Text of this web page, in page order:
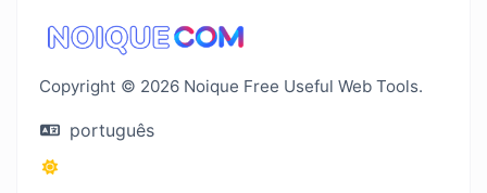
Copyright © 2026 Noique Free Useful Web Tools.
português